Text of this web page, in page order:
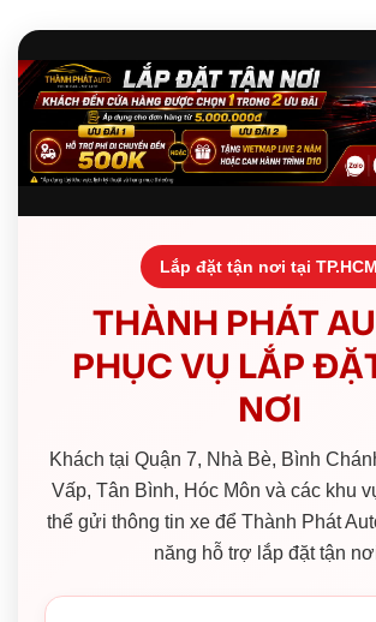
Lắp đặt tận nơi tại TP.HCM
THÀNH PHÁT
PHỤC VỤ LẮP
NƠI
Khách tại Quận 7, Nhà Bè, Bình
Vấp, Tân Bình, Hóc Môn và các khu
thể gửi thông tin xe để Thành Phát
năng hỗ trợ lắp đặt tận